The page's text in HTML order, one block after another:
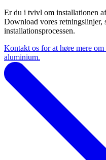
Er du i tvivl om installationen
Download vores retningslinjer,
installationsprocessen.
Kontakt os for at høre mere
aluminium.